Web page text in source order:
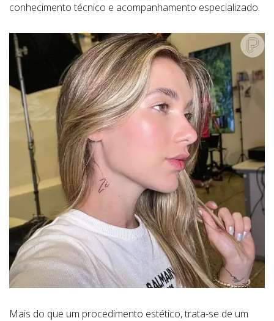
conhecimento técnico e acompanhamento especializado.
Mais do que um procedimento estético, trata-se de um